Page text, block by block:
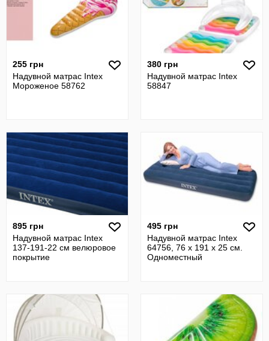
255 грн
Надувной матрас Intex
Мороженое 58762
380 грн
Надувной матрас Intex
58847
895 грн
Надувной матрас Intex
137-191-22 см велюровое
покрытие
495 грн
Надувной матрас Intex
64756, 76 x 191 x 25 cм.
Одноместный